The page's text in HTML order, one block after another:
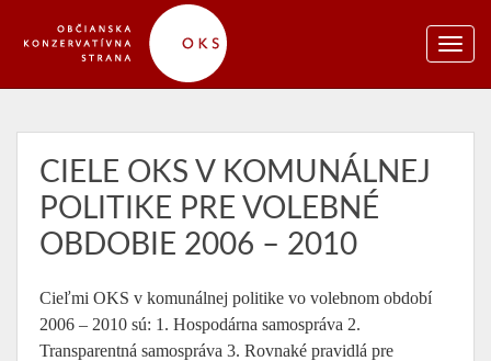
CIELE OKS V KOMUNÁLNEJ
POLITIKE PRE VOLEBNÉ
OBDOBIE 2006 – 2010
Cieľmi OKS v komunálnej politike vo volebnom období
2006 – 2010 sú: 1. Hospodárna samospráva 2.
Transparentná samospráva 3. Rovnaké pravidlá pre